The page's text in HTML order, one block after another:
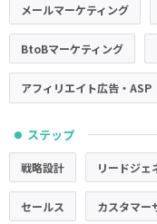
メールマーケティング
BtoBマーケティング
アフィリエイト広告・ASP
● ステップ
戦略設計 リードジェ
セールス カスタマー